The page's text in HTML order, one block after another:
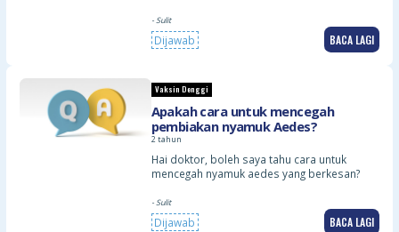
- Sulit
Dijawab BACA LAGI
Vaksin Denggi
Apakah cara untuk mencegah
pembiakan nyamuk Aedes?
2 tahun
Hai doktor, boleh saya tahu cara untuk
mencegah nyamuk aedes yang berkesan?
- Sulit
Dijawab BACA LAGI